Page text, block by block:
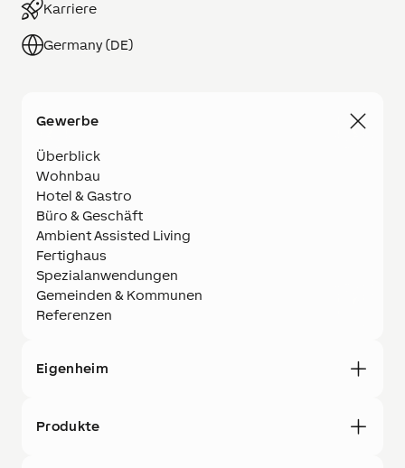
Karriere
Germany (DE)
Gewerbe
Überblick
Wohnbau
Hotel & Gastro
Büro & Geschäft
Ambient Assisted Living
Fertighaus
Spezialanwendungen
Gemeinden & Kommunen
Referenzen
Eigenheim
Produkte